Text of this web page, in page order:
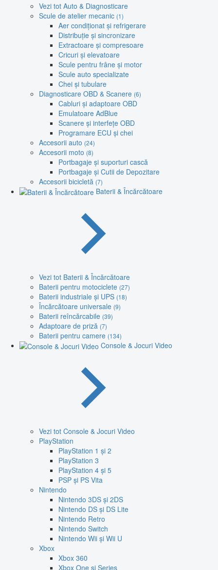
Vezi tot Auto & Diagnosticare
Scule de atelier mecanic (1)
Aer condiționat și refrigerare
Distribuție și sincronizare
Extractoare și compresoare
Cricuri și elevatoare
Scule pentru frâne și motor
Scule auto specializate
Chei și tubulare
Diagnosticare OBD & Scanere (6)
Cabluri și adaptoare OBD
Emulatoare AdBlue
Scanere și interfețe OBD
Programare ECU și chei
Accesorii auto (24)
Accesorii moto (8)
Portbagaje și suporturi cască
Portbagaje și Cutii de Depozitare
Accesorii bicicletă (7)
Baterii & Încărcătoare
Vezi tot Baterii & Încărcătoare
Baterii pentru motociclete (27)
Baterii industriale și UPS (18)
Încărcătoare universale (9)
Baterii reîncărcabile (39)
Adaptoare de priză (7)
Baterii pentru camere (134)
Console & Jocuri Video
Vezi tot Console & Jocuri Video
PlayStation
PlayStation 1 și 2
PlayStation 3
PlayStation 4 și 5
PSP și PS Vita
Nintendo
Nintendo 3DS și 2DS
Nintendo DS și DS Lite
Nintendo Retro
Nintendo Switch
Nintendo Wii și Wii U
Xbox
Xbox 360
Xbox One și Series